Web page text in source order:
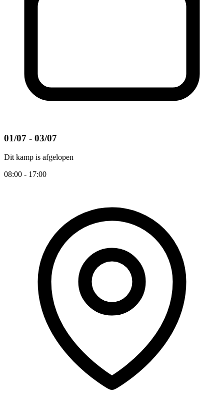
01/07 - 03/07
Dit kamp is afgelopen
08:00 - 17:00